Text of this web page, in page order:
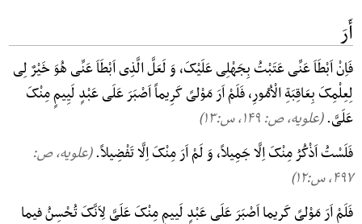
أَرَ
فَاِنْ اَبْطَاَ عَنِّی عَتَبْتُ بِجَهْلِی عَلَیْکَ، وَ لَعَلَّ الَّذِی اَبْطَاَ عَنِّی هُوَ خَیْرٌ لِی
لِعِلْمِکَ بِعَاقِبَةِ الْاُمُورِ، فَلَمْ اَرَ مَوْلیً کَرِیماً اَصْبَرَ عَلَی عَبْدٍ لَیِیمٍ مِنْکَ
عَلَیَّ.(علویه، ص: ۱۴۹, س:۱۳)
فَلَسْتُ اَذْکُرُ مِنْکَ اِلَّا جَمِیلاً، وَ لَمْ اَرَ مِنْکَ اِلَّا تَفْضِیلاً.(علویه، ص:
۴۹۷, س:۱۲)
فَلَمْ اَرَ مَوْلیً کَریما اَصْبَرَ عَلَی عَبْدٍ لَییمٍ مِنْکَ عَلَیَّ لِاَنَّکَ تُحْسِنُ فیما